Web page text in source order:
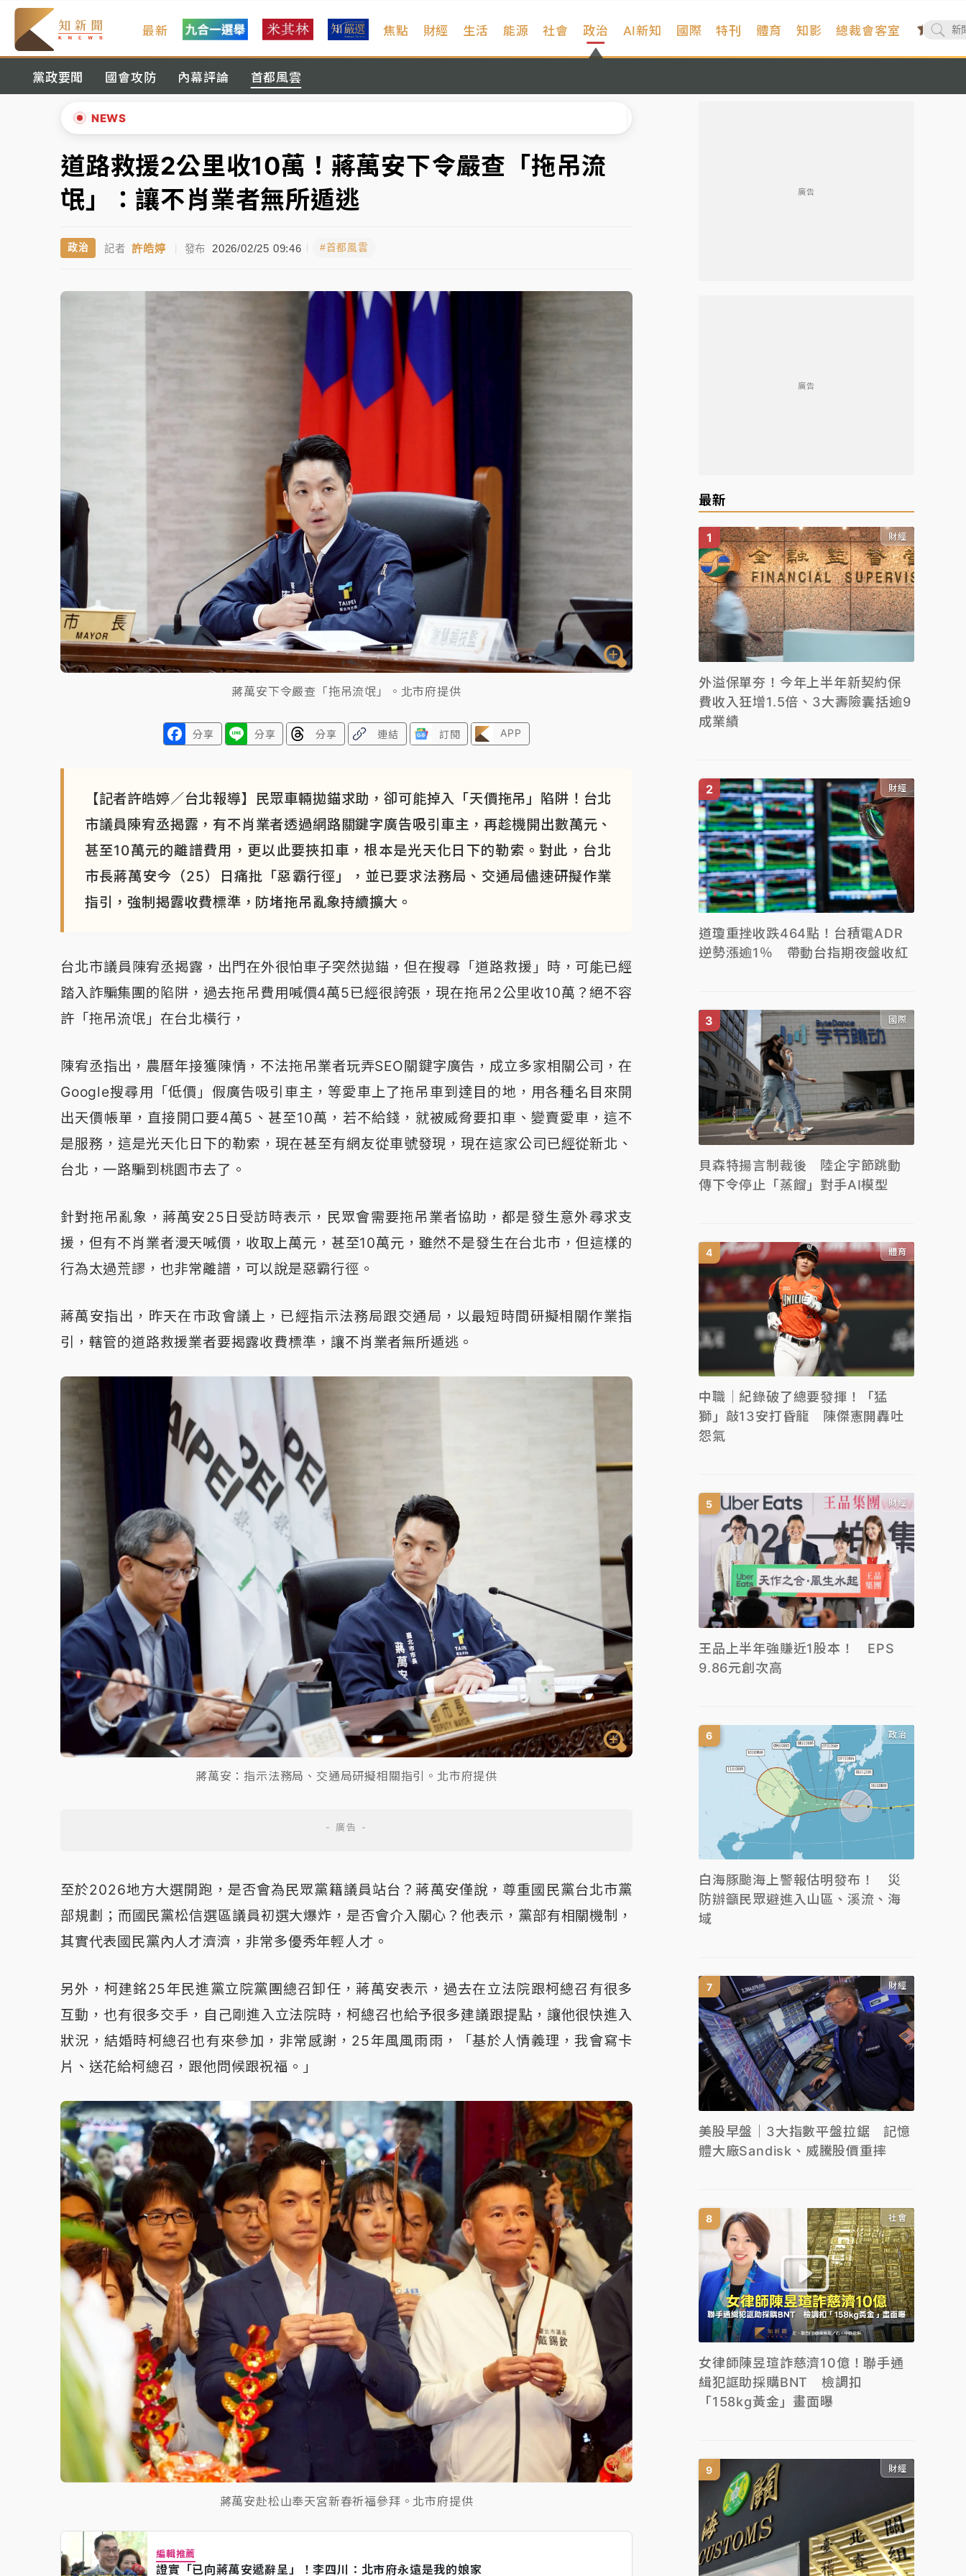
最新 焦點 財經 生活 能源 社會 政治
黨政要聞 國會攻防 內幕評論 首都風雲
AI新知 國際 特刊 體育 知影 總裁會客室
NEWS
暑假過三周才推「E宿新北打卡趣」！抽獎程序複雜 觀旅局回應了
中信慈善基金會想增加董事人數！辜仲諒向法院聲請遭駁 理由曝光
故宮《龍藏經》特展第2檔！今線上預約開賣一度塞車 周六起展出延長至晚上7時
台東農業處長涉圖利渡假村！東檢抗告成功 今重開羈押庭
女律師陳昱瑄詐慈濟10億！黃金158kg遭查扣畫面曝光
中信慈善基金會想增加董事人數！辜仲諒向法院聲請遭駁 理由曝光
故宮《龍藏經》特展第2檔！今線上預約開賣一度塞車 周六起展出延長至晚上7時
台東農業處長涉圖利渡假村！東檢抗告成功 今重開羈押庭
父親節泡湯了！中颱白海豚雨彈轟3天 「紅到發紫」降雨熱區曝
▲
▼
道路救援2公里收10萬！蔣萬安下令嚴查「拖吊流
氓」：讓不肖業者無所遁逃
政治 記者 許皓婷 | 發布 2026/02/25 09:46 #首都風雲
蔣萬安下令嚴查「拖吊流氓」。北市府提供
分享 分享 分享 連結 訂閱 APP
【記者許皓婷／台北報導】民眾車輛拋錨求助，卻可能掉入「天價拖吊」陷阱！台北
市議員陳宥丞揭露，有不肖業者透過網路關鍵字廣告吸引車主，再趁機開出數萬元、
甚至10萬元的離譜費用，更以此要挾扣車，根本是光天化日下的勒索。對此，台北
市長蔣萬安今（25）日痛批「惡霸行徑」，並已要求法務局、交通局儘速研擬作業
指引，強制揭露收費標準，防堵拖吊亂象持續擴大。
台北市議員陳宥丞揭露，出門在外很怕車子突然拋錨，但在搜尋「道路救援」時，可能已經
踏入詐騙集團的陷阱，過去拖吊費用喊價4萬5已經很誇張，現在拖吊2公里收10萬？絕不容
許「拖吊流氓」在台北橫行，
陳宥丞指出，農曆年接獲陳情，不法拖吊業者玩弄SEO關鍵字廣告，成立多家相關公司，在
Google搜尋用「低價」假廣告吸引車主，等愛車上了拖吊車到達目的地，用各種名目來開
出天價帳單，直接開口要4萬5、甚至10萬，若不給錢，就被威脅要扣車、變賣愛車，這不
是服務，這是光天化日下的勒索，現在甚至有網友從車號發現，現在這家公司已經從新北、
台北，一路騙到桃園市去了。
針對拖吊亂象，蔣萬安25日受訪時表示，民眾會需要拖吊業者協助，都是發生意外尋求支
援，但有不肖業者漫天喊價，收取上萬元，甚至10萬元，雖然不是發生在台北市，但這樣的
行為太過荒謬，也非常離譜，可以說是惡霸行徑。
蔣萬安指出，昨天在市政會議上，已經指示法務局跟交通局，以最短時間研擬相關作業指
引，轄管的道路救援業者要揭露收費標準，讓不肖業者無所遁逃。
蔣萬安：指示法務局、交通局研擬相關指引。北市府提供
至於2026地方大選開跑，是否會為民眾黨籍議員站台？蔣萬安僅說，尊重國民黨台北市黨
部規劃；而國民黨松信選區議員初選大爆炸，是否會介入關心？他表示，黨部有相關機制，
其實代表國民黨內人才濟濟，非常多優秀年輕人才。
另外，柯建銘25年民進黨立院黨團總召卸任，蔣萬安表示，過去在立法院跟柯總召有很多
互動，也有很多交手，自己剛進入立法院時，柯總召也給予很多建議跟提點，讓他很快進入
狀況，結婚時柯總召也有來參加，非常感謝，25年風風雨雨，「基於人情義理，我會寫卡
片、送花給柯總召，跟他問候跟祝福。」
蔣萬安赴松山奉天宮新春祈福參拜。北市府提供
編輯推薦
證實「已向蔣萬安遞辭呈」！李四川：北市府永遠是我的娘家
廣告
廣告
最新
財經
外溢保單夯！今年上半年新契約保
費收入狂增1.5倍、3大壽險囊括逾9
成業績
財經
道瓊重挫收跌464點！台積電ADR
逆勢漲逾1％ 帶動台指期夜盤收紅
國際
貝森特揚言制裁後 陸企字節跳動
傳下令停止「蒸餾」對手AI模型
體育
中職｜紀錄破了總要發揮！「猛
獅」敲13安打昏龍 陳傑憲開轟吐
怨氣
財經
王品上半年強賺近1股本！ EPS
9.86元創次高
政治
白海豚颱海上警報估明發布！ 災
防辦籲民眾避進入山區、溪流、海
域
財經
美股早盤｜3大指數平盤拉鋸 記憶
體大廠Sandisk、威騰股價重摔
社會
女律師陳昱瑄詐慈濟10億！聯手通
緝犯誆助採購BNT 檢調扣
「158kg黃金」畫面曝
財經